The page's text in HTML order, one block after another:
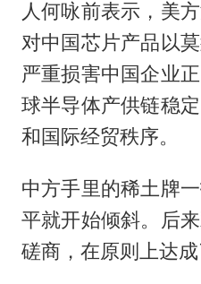
人何咏前表示，美
对中国芯片产品以
严重损害中国企业
球半导体产供链稳
和国际经贸秩序。
中方手里的稀土牌
平就开始倾斜。后
磋商，在原则上达成